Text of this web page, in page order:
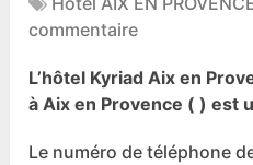
commentaire
L’hôtel Kyriad Aix en
à Aix en Provence ( ) est
Le numéro de téléphone